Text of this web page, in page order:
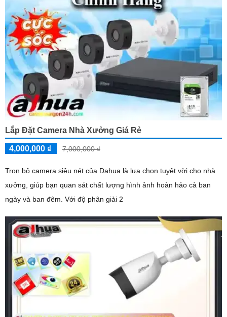
Lắp Đặt Camera Nhà Xưởng Giá Rẻ
4,000,000 ₫ 7,000,000 ₫
Trọn bộ camera siêu nét của Dahua là lựa chọn tuyệt vời cho nhà
xưởng, giúp bạn quan sát chất lượng hình ảnh hoàn hảo cả ban
ngày và ban đêm. Với độ phân giải 2